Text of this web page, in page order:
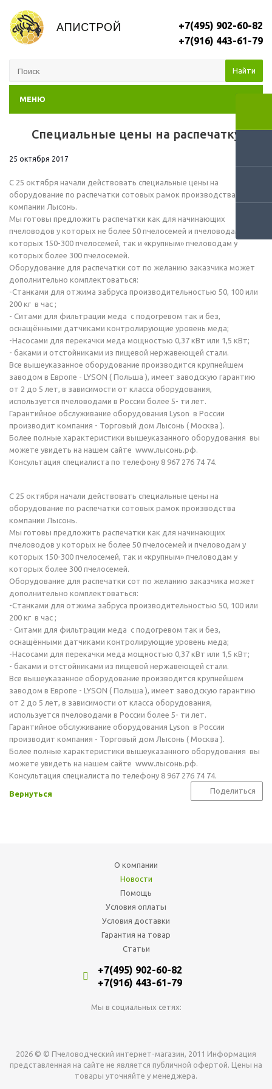
+7(495) 902-60-82
+7(916) 443-61-79
Найти
МЕНЮ
Специальные цены на распечатку
25 октября 2017
С 25 октября начали действовать специальные цены на
оборудование по распечатки сотовых рамок производства
компании Лысонь.
Мы готовы предложить распечатки как для начинающих
пчеловодов у которых не более 50 пчелосемей и пчеловодам у
которых 150-300 пчелосемей, так и «крупным» пчеловодам у
которых более 300 пчелосемей.
Оборудование для распечатки сот по желанию заказчика может
дополнительно комплектоваться:
-Станками для отжима забруса производительностью 50, 100 или
200 кг в час ;
- Ситами для фильтрации меда с подогревом так и без,
оснащёнными датчиками контролирующие уровень меда;
-Насосами для перекачки меда мощностью 0,37 кВт или 1,5 кВт;
- баками и отстойниками из пищевой нержавеющей стали.
Все вышеуказанное оборудование производится крупнейшем
заводом в Европе - LYSON ( Польша ), имеет заводскую гарантию
от 2 до 5 лет, в зависимости от класса оборудования,
используется пчеловодами в России более 5- ти лет.
Гарантийное обслуживание оборудования Lyson в России
производит компания - Торговый дом Лысонь ( Москва ).
Более полные характеристики вышеуказанного оборудования вы
можете увидеть на нашем сайте www.лысонь.рф.
Консультация специалиста по телефону 8 967 276 74 74.
С 25 октября начали действовать специальные цены на
оборудование по распечатки сотовых рамок производства
компании Лысонь.
Мы готовы предложить распечатки как для начинающих
пчеловодов у которых не более 50 пчелосемей и пчеловодам у
которых 150-300 пчелосемей, так и «крупным» пчеловодам у
которых более 300 пчелосемей.
Оборудование для распечатки сот по желанию заказчика может
дополнительно комплектоваться:
-Станками для отжима забруса производительностью 50, 100 или
200 кг в час ;
- Ситами для фильтрации меда с подогревом так и без,
оснащёнными датчиками контролирующие уровень меда;
-Насосами для перекачки меда мощностью 0,37 кВт или 1,5 кВт;
- баками и отстойниками из пищевой нержавеющей стали.
Все вышеуказанное оборудование производится крупнейшем
заводом в Европе - LYSON ( Польша ), имеет заводскую гарантию
от 2 до 5 лет, в зависимости от класса оборудования,
используется пчеловодами в России более 5- ти лет.
Гарантийное обслуживание оборудования Lyson в России
производит компания - Торговый дом Лысонь ( Москва ).
Более полные характеристики вышеуказанного оборудования вы
можете увидеть на нашем сайте www.лысонь.рф.
Консультация специалиста по телефону 8 967 276 74 74.
Вернуться Поделиться
О компании
Новости
Помощь
Условия оплаты
Условия доставки
Гарантия на товар
Статьи
+7(495) 902-60-82
+7(916) 443-61-79
Мы в социальных сетях:
2026 © © Пчеловодческий интернет-магазин, 2011 Информация
представленная на сайте не является публичной офертой. Цены на
товары уточняйте у менеджера.